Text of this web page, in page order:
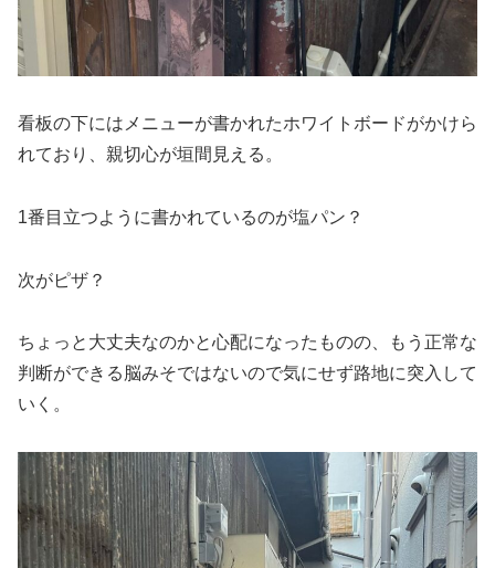
看板の下にはメニューが書かれたホワイトボードがかけら
れており、親切心が垣間見える。
1番目立つように書かれているのが塩パン？
次がピザ？
ちょっと大丈夫なのかと心配になったものの、もう正常な
判断ができる脳みそではないので気にせず路地に突入して
いく。